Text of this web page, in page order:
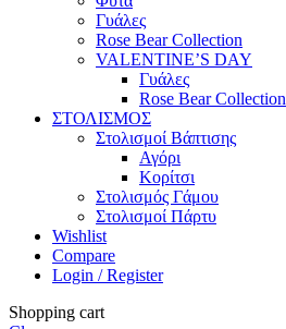
Γυάλες
Rose Bear Collection
VALENTINE’S DAY
Γυάλες
Rose Bear Collection
ΣΤΟΛΙΣΜΟΣ
Στολισμοί Βάπτισης
Αγόρι
Κορίτσι
Στολισμός Γάμου
Στολισμοί Πάρτυ
Wishlist
Compare
Login / Register
Shopping cart